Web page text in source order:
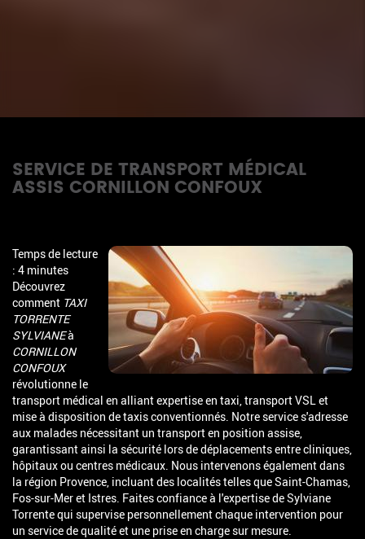
SERVICE DE TRANSPORT MÉDICAL
ASSIS CORNILLON CONFOUX
Temps de lecture
: 4 minutes
Découvrez
comment TAXI
TORRENTE
SYLVIANEà
CORNILLON
CONFOUX
révolutionne le
transport médical en alliant expertise en taxi, transport VSL et
mise à disposition de taxis conventionnés. Notre service s'adresse
aux malades nécessitant un transport en position assise,
garantissant ainsi la sécurité lors de déplacements entre cliniques,
hôpitaux ou centres médicaux. Nous intervenons également dans
la région Provence, incluant des localités telles que Saint-Chamas,
Fos-sur-Mer et Istres. Faites confiance à l'expertise de Sylviane
Torrente qui supervise personnellement chaque intervention pour
un service de qualité et une prise en charge sur mesure.